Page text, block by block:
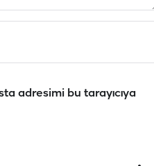
adresimi bu tarayıcıya